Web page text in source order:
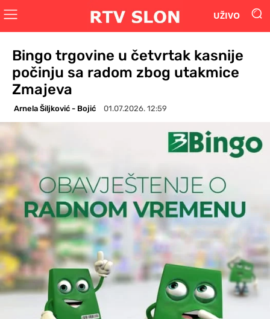
UŽIVO
Bingo trgovine u četvrtak kasnije
počinju sa radom zbog utakmice
Zmajeva
Arnela Šiljković - Bojić 01.07.2026. 12:59